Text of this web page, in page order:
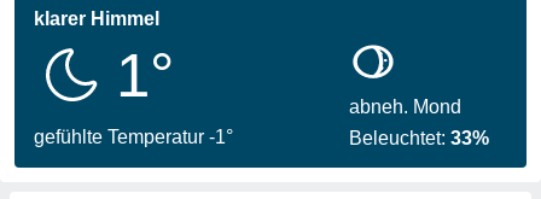
wurde
dass
sind.
diese
klarer Himmel
1°
gefühlte Temperatur -1°
abneh. Mond
Beleuchtet:33%